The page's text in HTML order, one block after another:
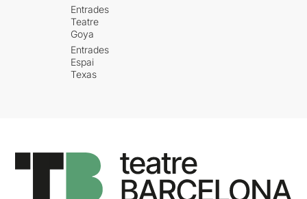
Entrades
Teatre
Goya
Entrades
Espai
Texas